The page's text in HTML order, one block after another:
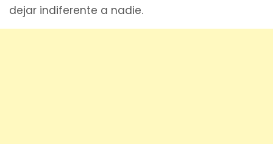
dejar indiferente a nadie.